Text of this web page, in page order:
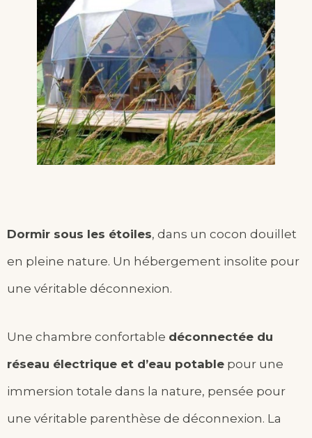
Dormir sous les étoiles, dans un cocon douillet
en pleine nature. Un hébergement insolite pour
une véritable déconnexion.
Une chambre confortable déconnectée du
réseau électrique et d’eau potable pour une
immersion totale dans la nature, pensée pour
une véritable parenthèse de déconnexion. La